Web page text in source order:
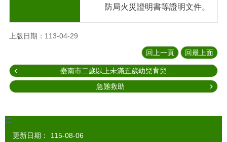
防局火災證明書等證明文件。
上版日期：113-04-29
回上一頁 回最上面
臺南市二歲以上未滿五歲幼兒育兒...
急難救助
:::
更新日期： 115-08-06